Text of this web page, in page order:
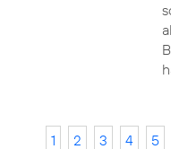
1 2 3 4 5